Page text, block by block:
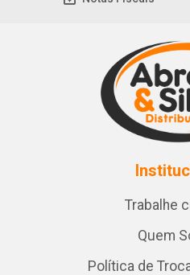
Trabalhe
Quem
Política de